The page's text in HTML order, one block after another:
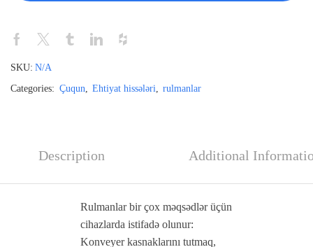
SKU: N/A
Categories: Çuqun Ehtiyat hissələri rulmanlar
Description Additional
Rulmanlar bir çox məqsədlər üçün
cihazlarda istifadə olunur:
Konveyer kasnaklarını tutmaq,